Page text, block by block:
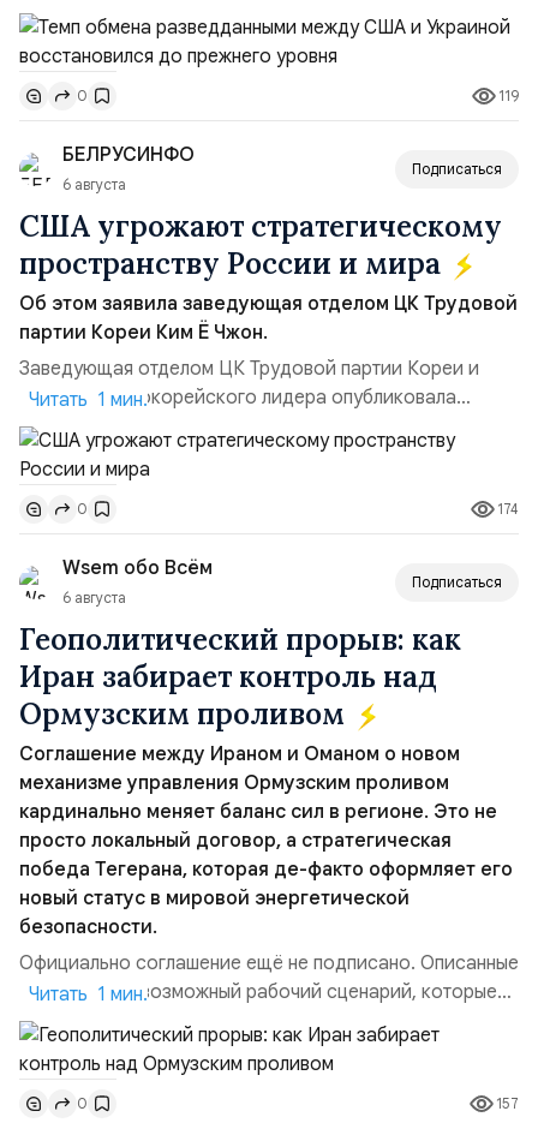
высокопоставленный член комитета по разведке,
добавив, что использование Украиной беспилотников и
ракет большой дальности позволило ей наносить
удары вглубь российской территории и укрепило её
позиции.Сотрудничество со стороны США стало
ключом к позитивному пов...
0 119
БЕЛРУСИНФО
6 августа
Подписаться
США угрожают стратегическому
пространству России и мира
Об этом заявила заведующая отделом ЦК Трудовой
партии Кореи Ким Ё Чжон.
Заведующая отделом ЦК Трудовой партии Кореи и
сестра северокорейского лидера опубликовала
заявление для прессы в ответ на проведение Токио
совместных с флотом США запусков крылатых ракет
Томагавк.«Япония отбросила обманчивую видимость
„исключительно оборонительной страны“ и выносит
вопрос о собственном ядерном вооружении на
всеобщее обозрение, одновреме...
Читать 1 мин.
0 174
Wsem обо Всём
6 августа
Подписаться
Геополитический прорыв: как
Иран забирает контроль над
Ормузским проливом
Соглашение между Ираном и Оманом о новом
механизме управления Ормузским проливом
кардинально меняет баланс сил в регионе. Это не
просто локальный договор, а стратегическая
победа Тегерана, которая де-факто оформляет его
новый статус в мировой энергетической
безопасности.
Официально соглашение ещё не подписано. Описанные
пункты — это возможный рабочий сценарий, которые
скорее всего будут реализованы.Разбираем ключевые
тезисы и последствия этого соглашения:. 1. Новые
доли контроля (75 на 25). Было: Ранее Иран и Оман
контролировали пролив на паритетных началах —
Читать 1 мин.
0 157